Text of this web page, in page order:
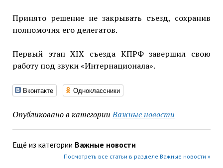
Принято решение не закрывать съезд, сохранив
полномочия его делегатов.
Первый этап XIX съезда КПРФ завершил свою
работу под звуки «Интернационала».
Вконтакте Одноклассники
Опубликовано в категории Важные новости
Ещё из категории Важные новости
Посмотреть все статьи в разделе Важные новости »